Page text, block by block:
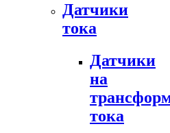
Датчики
тока
Датчики
на
тока